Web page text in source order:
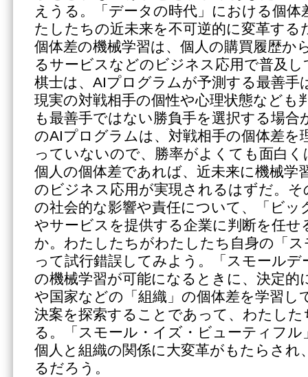
えうる。「データの時代」における個体
たしたちの近未来を不可逆的に変革する
個体差の機械学習は、個人の購買履歴か
るサービスなどのビジネス応用で普及
棋士は、AIプログラムが予測する最善手
現実の対戦相手の個性や心理状態なども
も最善手ではない勝負手を選択する場合
のAIプログラムは、対戦相手の個体差を
っていないので、勝率がよくても面白
個人の個体差であれば、近未来に機械学
のビジネス応用が実現されるはずだ。
の社会的な影響や責任について、「ビッ
やサービスを提供する企業に判断を任
か。わたしたちがわたしたち自身の「
って試行錯誤してみよう。「スモールデ
の機械学習が可能になるときに、決定的
や国家などの「組織」の個体差を学習し
決案を探索することであって、わたした
る。「スモール・イズ・ビューティフル
個人と組織の関係に大変革がもたらされ
るだろう。